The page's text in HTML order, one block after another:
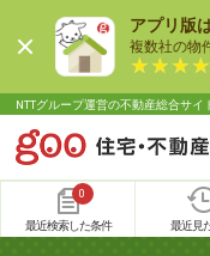
アプリ版
複数社の物
NTTグループ運営の不動産総合サイ
0
最近検索した条件 最近見